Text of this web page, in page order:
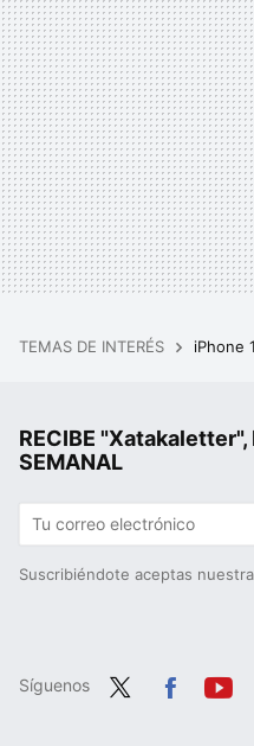
TEMAS DE INTERÉS iPhone
RECIBE "Xatakaletter",
SEMANAL
Suscribiéndote aceptas nuestra
Síguenos